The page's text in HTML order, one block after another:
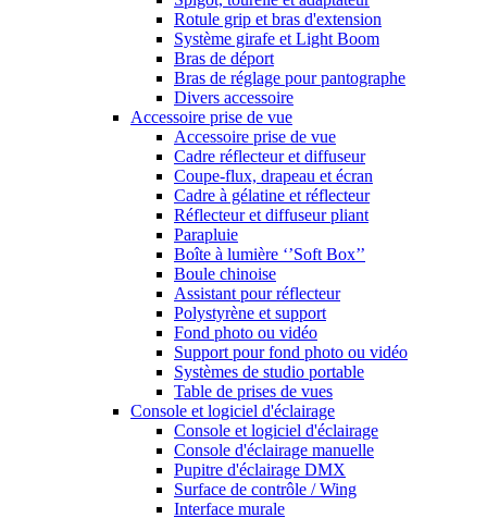
Rotule grip et bras d'extension
Système girafe et Light Boom
Bras de déport
Bras de réglage pour pantographe
Divers accessoire
Accessoire prise de vue
Accessoire prise de vue
Cadre réflecteur et diffuseur
Coupe-flux, drapeau et écran
Cadre à gélatine et réflecteur
Réflecteur et diffuseur pliant
Parapluie
Boîte à lumière ‘’Soft Box’’
Boule chinoise
Assistant pour réflecteur
Polystyrène et support
Fond photo ou vidéo
Support pour fond photo ou vidéo
Systèmes de studio portable
Table de prises de vues
Console et logiciel d'éclairage
Console et logiciel d'éclairage
Console d'éclairage manuelle
Pupitre d'éclairage DMX
Surface de contrôle / Wing
Interface murale